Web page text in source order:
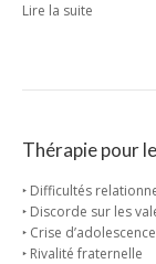
Lire la suite
Thérapie pour
‣ Difficultés
‣ Discorde sur les
‣ Crise d’adolescence
‣ Rivalité fraternelle